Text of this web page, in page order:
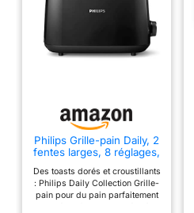
Philips Grille-pain Daily, 2
fentes larges, 8 réglages,
Des toasts dorés et croustillants
: Philips Daily Collection Grille-
pain pour du pain parfaitement